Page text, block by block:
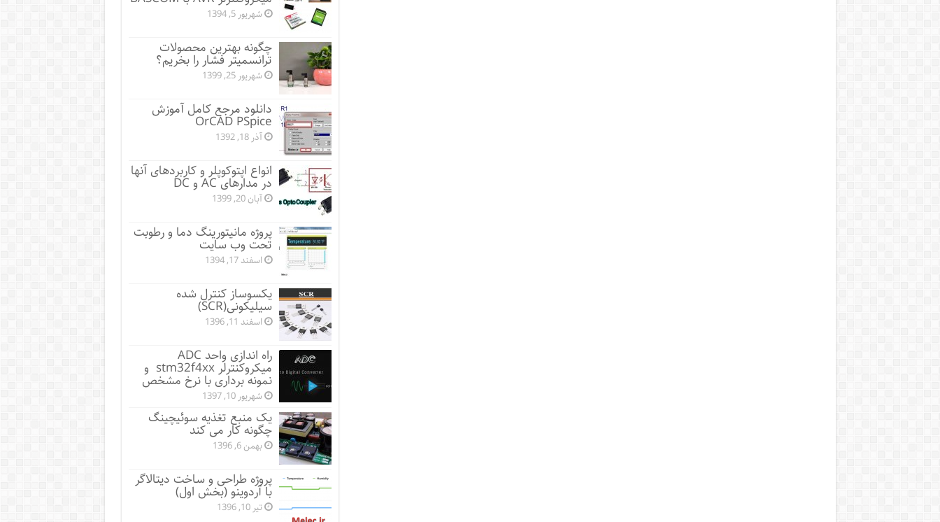
شهریور 5, 1394
چگونه بهترین محصولات
ترانسمیتر فشار را بخریم؟
شهریور 25, 1399
دانلود مرجع کامل آموزش
OrCAD PSpice
آذر 18, 1392
انواع اپتوکوپلر و کاربردهای آنها
در مدارهای AC و DC
آبان 20, 1399
پروژه مانيتورينگ دما و رطوبت
تحت وب سایت
اسفند 17, 1394
یکسوساز کنترل شده
سیلیکونی(SCR)
اسفند 11, 1396
راه اندازی واحد ADC
میکروکنترلر stm32f4xx و
نمونه برداری با نرخ مشخص
شهریور 10, 1397
یک منبع تغذیه سوئیچینگ
چگونه کار می کند
بهمن 6, 1396
پروژه طراحی و ساخت دیتالاگر
با آردوینو (بخش اول)
تیر 10, 1396